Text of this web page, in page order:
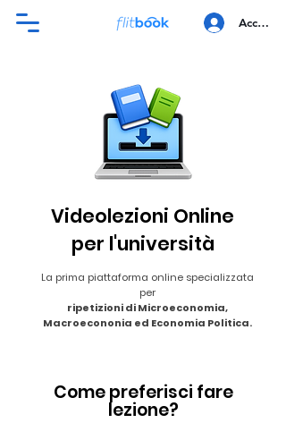
Accedi
Videolezioni Online
per l'università
La prima piattaforma online specializzata
per
ripetizioni di Microeconomia,
Macroecononia ed Economia Politica.
Come preferisci fare
lezione?